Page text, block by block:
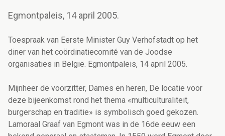
Egmontpaleis, 14 april 2005.
Toespraak van Eerste Minister Guy Verhofstadt op het
diner van het coördinatiecomité van de Joodse
organisaties in België. Egmontpaleis, 14 april 2005.
Mijnheer de voorzitter, Dames en heren, De locatie voor
deze bijeenkomst rond het thema «multiculturaliteit,
burgerschap en traditie» is symbolisch goed gekozen.
Lamoraal Graaf van Egmont was in de 16de eeuw een